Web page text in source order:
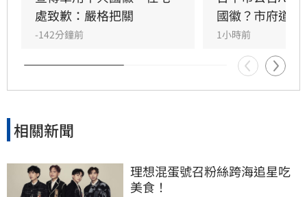
已被中國接管。
處致歉：嚴格把關
-142分鐘前
國徽？市府道歉
1小時前
相關新聞
理想混蛋號召粉絲跨海追星吃
美食！